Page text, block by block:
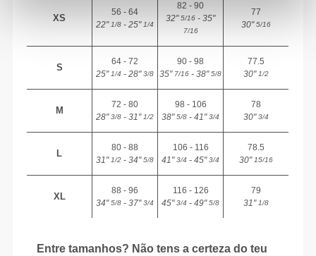
XS
56 - 64
22"1/8 - 25"1/4
82 - 90
32"5/16 - 35"
7/16
77
30"5/16
S
64 - 72
25"1/4 - 28"3/8
90 - 98
35"7/16 - 38"5/8
77.5
30"1/2
M
72 - 80
28"3/8 - 31"1/2
98 - 106
38"5/8 - 41"3/4
78
30"3/4
L
80 - 88
31"1/2 - 34"5/8
106 - 116
41"3/4 - 45"3/4
78.5
30"15/16
XL
88 - 96
34"5/8 - 37"3/4
116 - 126
45"3/4 - 49"5/8
79
31"1/8
Entre tamanhos? Não tens a certeza do teu